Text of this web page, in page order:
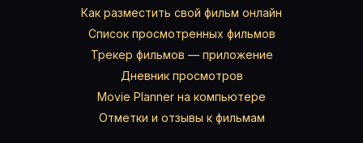
Как разместить свой фильм онлайн
Список просмотренных фильмов
Трекер фильмов — приложение
Дневник просмотров
Movie Planner на компьютере
Отметки и отзывы к фильмам